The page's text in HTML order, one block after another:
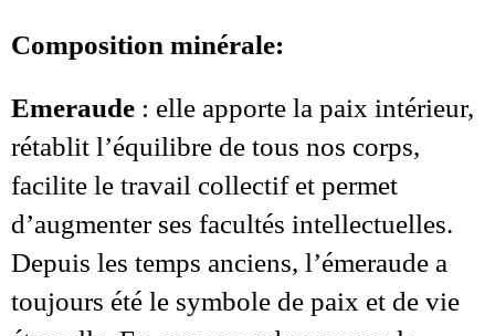
Composition minérale:
Emeraude : elle apporte la paix intérieur,
rétablit l’équilibre de tous nos corps,
facilite le travail collectif et permet
d’augmenter ses facultés intellectuelles.
Depuis les temps anciens, l’émeraude a
toujours été le symbole de paix et de vie